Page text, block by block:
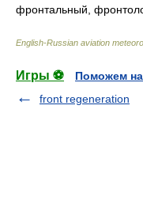
фронтальный,
English-Russian aviation
Игры ⚽
Поможем
front regeneration